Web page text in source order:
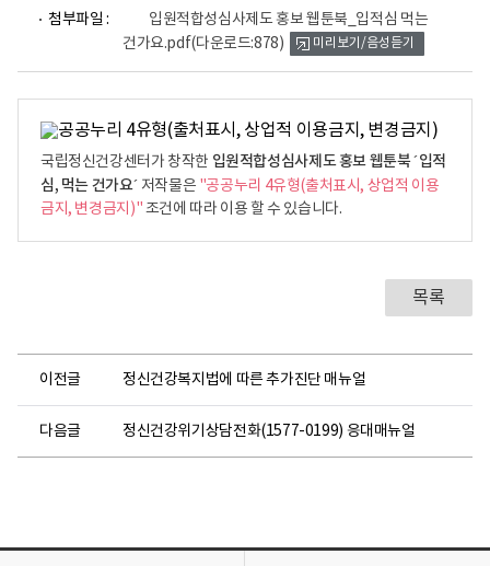
첨부파일 :
입원적합성심사제도 홍보 웹툰북_입적심 먹는
건가요.pdf(다운로드:878)
어
미리보기/음성듣기
국립정신건강센터가 창작한 입원적합성심사제도 홍보 웹툰북 ´입적
심, 먹는 건가요´ 저작물은 "공공누리 4유형(출처표시, 상업적 이용
금지, 변경금지)"조건에 따라 이용 할 수 있습니다.
목록
이전글 정신건강복지법에 따른 추가진단 매뉴얼
다음글 정신건강위기상담전화(1577-0199) 응대매뉴얼